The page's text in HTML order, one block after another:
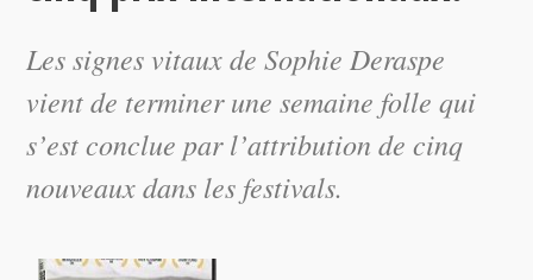
Les signes vitauxde Sophie Deraspe
vient de terminer une semaine folle qui
s’est conclue par l’attribution de cinq
nouveaux dans les festivals.